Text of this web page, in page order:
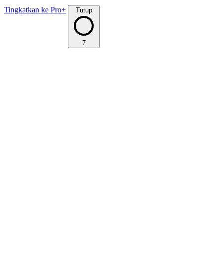
Tingkatkan ke Pro+ Tutup
7